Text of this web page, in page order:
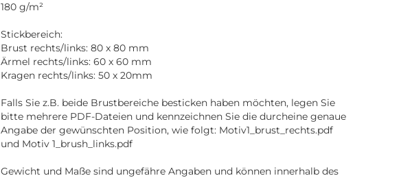
180 g/m²
Stickbereich:
Brust rechts/links: 80 x 80 mm
Ärmel rechts/links: 60 x 60 mm
Kragen rechts/links: 50 x 20mm
Falls Sie z.B. beide Brustbereiche besticken haben möchten, legen Sie
bitte mehrere PDF-Dateien und kennzeichnen Sie die durcheine genaue
Angabe der gewünschten Position, wie folgt: Motiv1_brust_rechts.pdf
und Motiv 1_brush_links.pdf
Gewicht und Maße sind ungefähre Angaben und können innerhalb des